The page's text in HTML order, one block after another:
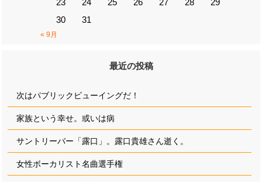
23
24 25 26 27 28
29
30
31
« 9月
最近の投稿
次はパブリックビューイングだ！
家族という幸せ。或いは病
サントリーバー「露口」。露口貴雄さん逝く。
女性ボーカリスト名曲選手権